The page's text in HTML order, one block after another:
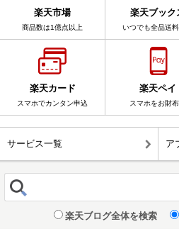
楽天市場
商品数は1億点以上
楽天ブック
いつでも全品送
楽天カード
スマホでカンタン申込
楽天ペイ
スマホをお財
サービス一覧 ア
楽天ブログ全体を検索